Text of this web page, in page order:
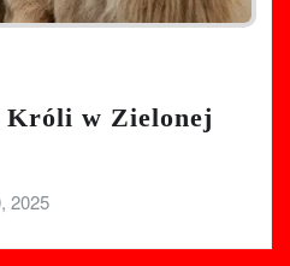
Króli w Zielonej
2025